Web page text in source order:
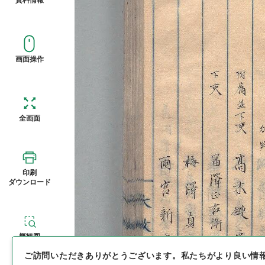
画面操作
全画面
印刷
ダウンロード
概観図
ご訪問いただきありがとうございます。 私たちがより良い情